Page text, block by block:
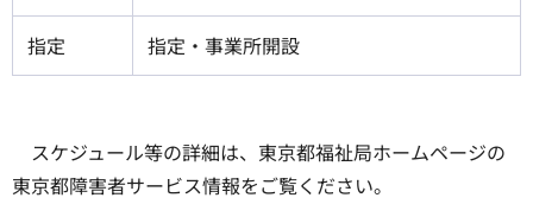
指定 指定・事業所開設
スケジュール等の詳細は、東京都福祉局ホームページの
東京都障害者サービス情報をご覧ください。